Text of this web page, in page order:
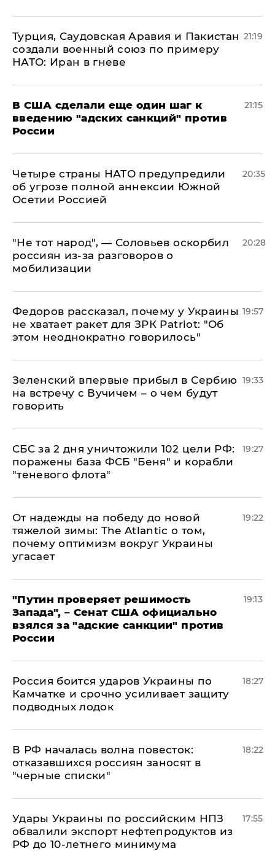
Турция, Саудовская Аравия и Пакистан
создали военный союз по примеру
НАТО: Иран в гневе
21:19
В США сделали еще один шаг к
введению "адских санкций" против
России
21:15
Четыре страны НАТО предупредили
об угрозе полной аннексии Южной
Осетии Россией
20:35
​"Не тот народ", — Соловьев оскорбил
россиян из-за разговоров о
мобилизации
20:28
Федоров рассказал, почему у Украины
не хватает ракет для ЗРК Patriot: "Об
этом неоднократно говорилось"
19:57
Зеленский впервые прибыл в Сербию
на встречу с Вучичем – о чем будут
говорить
19:33
СБС за 2 дня уничтожили 102 цели РФ:
поражены база ФСБ "Беня" и корабли
"теневого флота"
19:27
От надежды на победу до новой
тяжелой зимы: The Atlantic о том,
почему оптимизм вокруг Украины
угасает
19:22
"Путин проверяет решимость
Запада", – Сенат США официально
взялся за "адские санкции" против
России
19:13
Россия боится ударов Украины по
Камчатке и срочно усиливает защиту
подводных лодок
18:27
​В РФ началась волна повесток:
отказавшихся россиян заносят в
"черные списки"
18:22
Удары Украины по российским НПЗ
обвалили экспорт нефтепродуктов из
РФ до 10-летнего минимума
17:55